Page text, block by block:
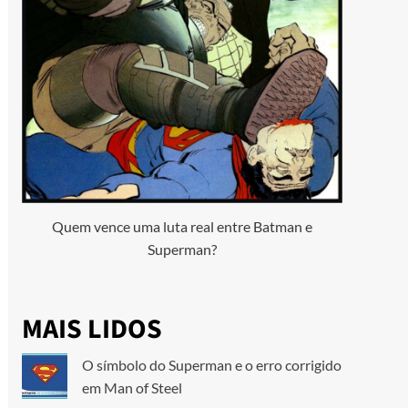
Quem vence uma luta real entre Batman e
Superman?
MAIS LIDOS
O símbolo do Superman e o erro corrigido
em Man of Steel